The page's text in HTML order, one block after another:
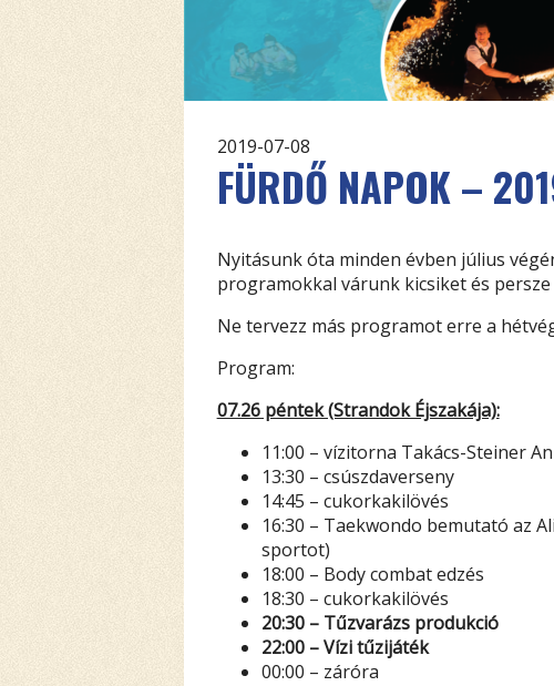
2019-07-08
FÜRDŐ NAPOK –
Nyitásunk óta minden évben július
programokkal várunk kicsiket és
Ne tervezz más programot erre a
Program:
07.26 péntek (Strandok Éjszakája):
11:00 – vízitorna Takács-Steiner
13:30 – csúszdaverseny
14:45 – cukorkakilövés
16:30 – Taekwondo bemutató az
sportot)
18:00 – Body combat edzés
18:30 – cukorkakilövés
20:30 – Tűzvarázs produkció
22:00 – Vízi tűzijáték
00:00 – záróra